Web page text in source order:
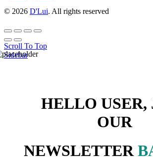
© 2026 D'Lui. All rights reserved
Scroll To Top
Sidebar
HELLO USER,
OUR
NEWSLETTER